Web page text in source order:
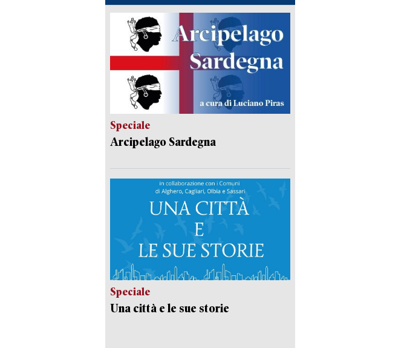
Speciale
Arcipelago Sardegna
Speciale
Una città e le sue storie